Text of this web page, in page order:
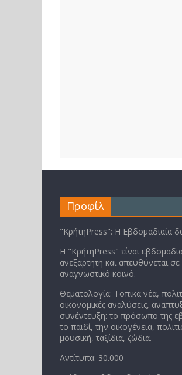
Προφίλ
"ΚρήτηPress": Η Εβδομαδιαία
Η "ΚρήτηPress" είναι
ανεξάρτητη και απευθύνεται σε
αναγνωστικό κοινό.
Θεματολογία: Τοπικά νέα,
οικονομικές αναλύσεις,
συνέντευξη: το πρόσωπο της
το παιδί, την οικογένεια,
μουσική, ταξίδια, ζώδια.
Αντίτυπα: 30.000